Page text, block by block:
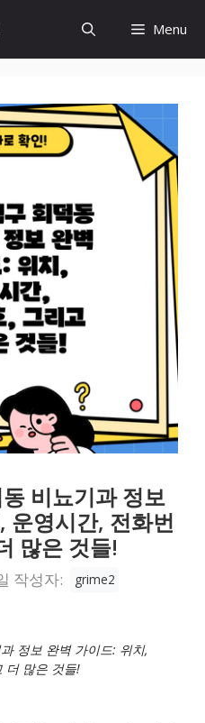
Menu
비뇨기과 정보
운영시간, 전화번
많은 것들!
작성자: grime2
정보 완벽 가이드: 위치,
더 많은 것들!